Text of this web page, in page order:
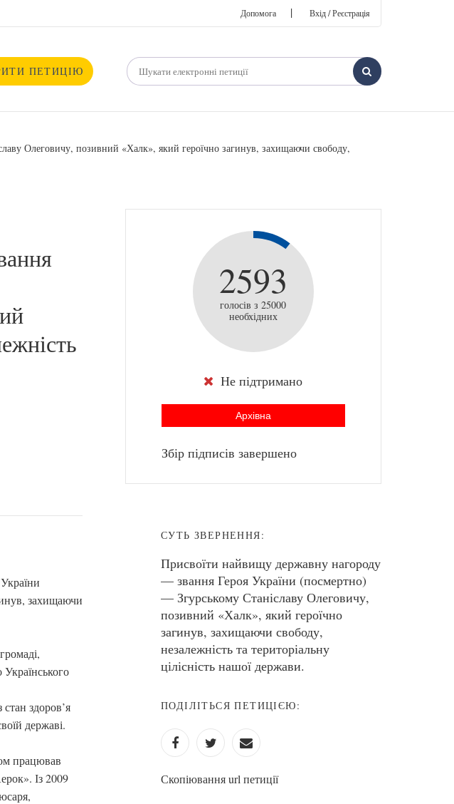
Допомога | Вхід / Реєстрація
ПЕТИЦІЮ
Олеговичу, позивний «Халк», який героїчно загинув, захищаючи свободу,
захищаючи
Українського
здоров’я
державі.
працював
Із 2009
2593
голосів з 25000
необхідних
Не підтримано
Архівна
Збір підписів завершено
СУТЬ ЗВЕРНЕННЯ:
Присвоїти найвищу державну нагороду
— звання Героя України (посмертно)
— Згурському Станіславу Олеговичу,
позивний «Халк», який героїчно
загинув, захищаючи свободу,
незалежність та територіальну
цілісність нашої держави.
ПОДІЛІТЬСЯ ПЕТИЦІЄЮ:
Скопіювання url петиції